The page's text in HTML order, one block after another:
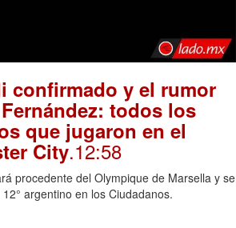
confirmado y el rumor
todos los
que jugaron en el
City.12:58
procedente del Olympique de Marsella y se
argentino en los Ciudadanos.